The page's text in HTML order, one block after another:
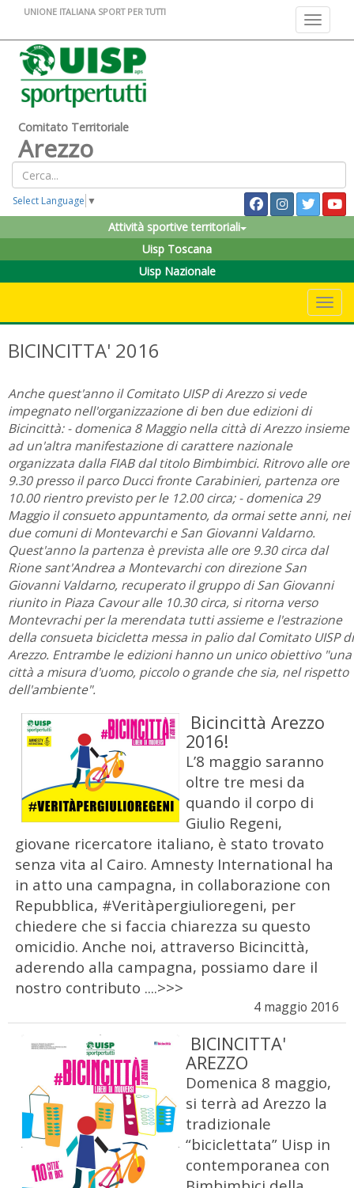
Toggle
UNIONE ITALIANA SPORT PER TUTTI
Comitato Territoriale
Arezzo
Select Language ▼
Attività sportive territoriali
Uisp Toscana
Uisp Nazionale
BICINCITTA' 2016
Anche quest'anno il Comitato UISP di Arezzo si vede
impegnato nell'organizzazione di ben due edizioni di
Bicincittà: - domenica 8 Maggio nella città di Arezzo insieme
ad un'altra manifestazione di carattere nazionale
organizzata dalla FIAB dal titolo Bimbimbici. Ritrovo alle ore
9.30 presso il parco Ducci fronte Carabinieri, partenza ore
10.00 rientro previsto per le 12.00 circa; - domenica 29
Maggio il consueto appuntamento, da ormai sette anni, nei
due comuni di Montevarchi e San Giovanni Valdarno.
Quest'anno la partenza è prevista alle ore 9.30 circa dal
Rione sant'Andrea a Montevarchi con direzione San
Giovanni Valdarno, recuperato il gruppo di San Giovanni
riunito in Piaza Cavour alle 10.30 circa, si ritorna verso
Montevrachi per la merendata tutti assieme e l'estrazione
della consueta bicicletta messa in palio dal Comitato UISP di
Arezzo. Entrambe le edizioni hanno un unico obiettivo "una
città a misura d'uomo, piccolo o grande che sia, nel rispetto
dell'ambiente".
Bicincittà Arezzo
2016!
L’8 maggio saranno
oltre tre mesi da
quando il corpo di
Giulio Regeni,
giovane ricercatore italiano, è stato trovato
senza vita al Cairo. Amnesty International ha
in atto una campagna, in collaborazione con
Repubblica, #Veritàpergiulioregeni, per
chiedere che si faccia chiarezza su questo
omicidio. Anche noi, attraverso Bicincittà,
aderendo alla campagna, possiamo dare il
nostro contributo ....>>>
4 maggio 2016
BICINCITTA'
AREZZO
Domenica 8 maggio,
si terrà ad Arezzo la
tradizionale
“biciclettata” Uisp in
contemporanea con